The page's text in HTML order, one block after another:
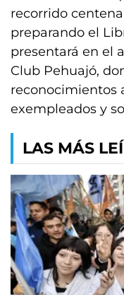
recorrido
preparando el
presentará en el
Club Pehuajó,
reconocimientos
exempleados y
LAS MÁS